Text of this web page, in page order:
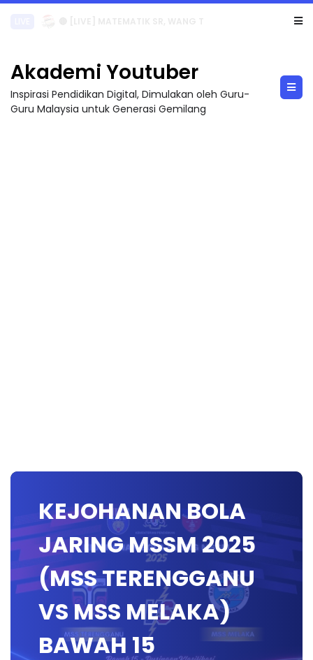
Akademi Youtuber
Inspirasi Pendidikan Digital, Dimulakan oleh Guru-
Guru Malaysia untuk Generasi Gemilang
KEJOHANAN BOLA
JARING MSSM 2025
(MSS TERENGGANU
VS MSS MELAKA)
BAWAH 15